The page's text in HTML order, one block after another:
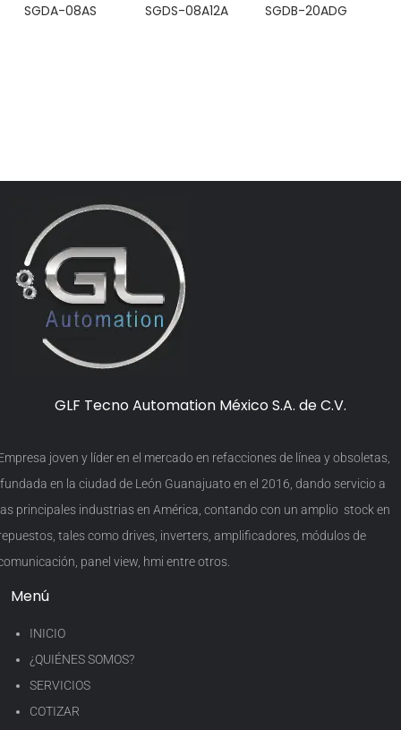
SGDA-08AS SGDS-08A12A SGDB-20ADG
GLF Tecno Automation México S.A. de C.V.
joven y líder en el mercado en refacciones de línea y obsoletas,
en la ciudad de León Guanajuato en el 2016, dando servicio a
principales industrias en América, contando con un amplio stock en
tales como drives, inverters, amplificadores, módulos de
panel view, hmi entre otros.
Menú
INICIO
¿QUIÉNES SOMOS?
SERVICIOS
COTIZAR